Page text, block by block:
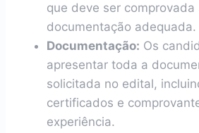
que deve ser comprovada
documentação adequada.
Documentação: Os
apresentar toda a
solicitada no edital,
certificados e
experiência.